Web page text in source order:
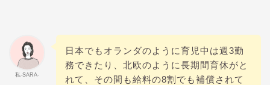
私-SARA-
日本でもオランダのように育児中は週3勤
務できたり、北欧のように長期間育休がと
れて、その間も給料の8割でも補償されて